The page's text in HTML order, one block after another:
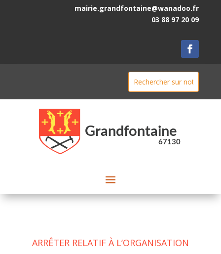
mairie.grandfontaine@wanadoo.fr
03 88 97 20 09
ARRÊTER RELATIF À L’ORGANISATION